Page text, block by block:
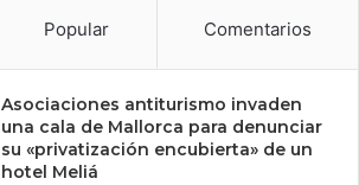
Popular Comentarios
Asociaciones antiturismo invaden
una cala de Mallorca para denunciar
su «privatización encubierta» de un
hotel Meliá